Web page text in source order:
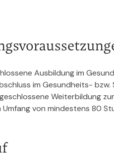
Ausbildung im
im Gesundheits- bzw.
Weiterbildung
Umfang von mindestens 80